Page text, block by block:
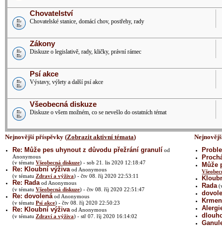
Chovatelství
Chovatelské stanice, domácí chov, postřehy, rady
Zákony
Diskuze o legislativě, rady, kličky, právní rámec
Psí akce
Výstavy, výlety a další psí akce
Všeobecná diskuze
Diskuze o všem možném, co se nevešlo do ostatních témat
Nejnovější příspěvky (Zobrazit aktivní témata)
Re: Může pes uhynout z důvodu přežrání granulí od
Anonymous
(v tématu Všeobecná diskuze) - sob 21. lis 2020 12:18:47
Re: Kloubní výživa od Anonymous
(v tématu Zdraví a výživa) - čtv 08. říj 2020 22:53:11
Re: Rada od Anonymous
(v tématu Všeobecná diskuze) - čtv 08. říj 2020 22:51:47
Re: dovolená od Anonymous
(v tématu Psí akce) - čtv 08. říj 2020 22:50:23
Re: Kloubní výživa od Anonymous
(v tématu Zdraví a výživa) - stř 07. říj 2020 16:14:02
Může
Rada